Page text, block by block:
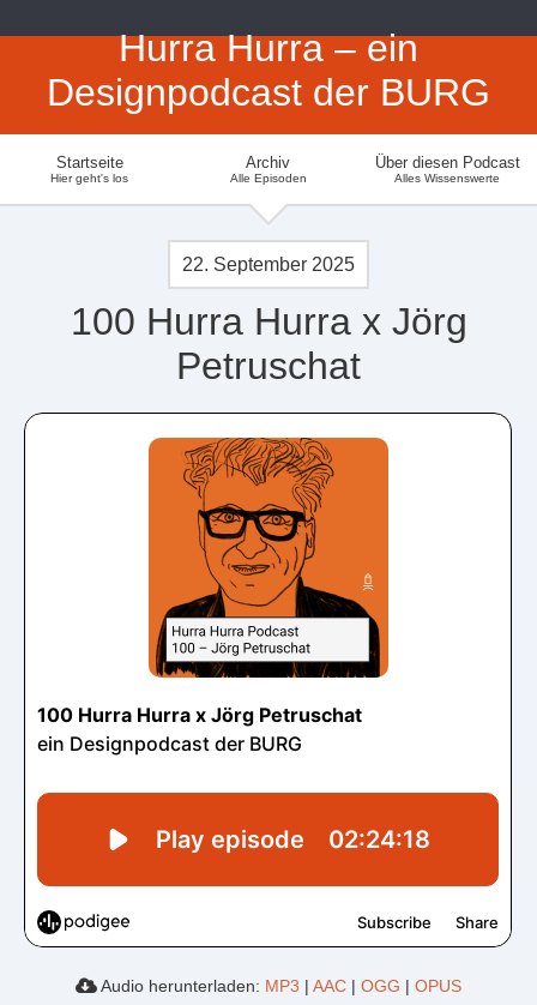
Hurra Hurra – ein
Designpodcast der BURG
Startseite
Hier geht's los
Archiv
Alle Episoden
Über diesen Podcast
Alles Wissenswerte
22. September 2025
100 Hurra Hurra x Jörg
Petruschat
Audio herunterladen: MP3 | AAC | OGG | OPUS